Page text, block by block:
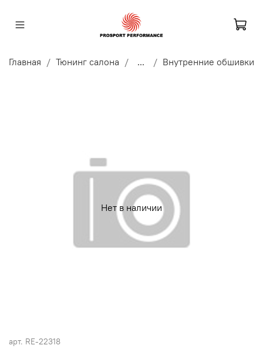
Главная Тюнинг салона ... Внутренние обшивки
Нет в наличии
арт. RE-22318